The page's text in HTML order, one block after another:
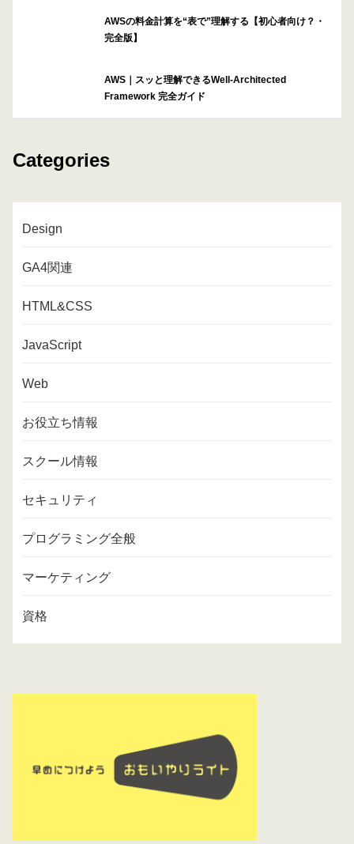
AWSの料金計算を“表で”理解する【初心者向け？・
完全版】
AWS｜スッと理解できるWell-Architected
Framework 完全ガイド
Categories
Design
GA4関連
HTML&CSS
JavaScript
Web
お役立ち情報
スクール情報
セキュリティ
プログラミング全般
マーケティング
資格